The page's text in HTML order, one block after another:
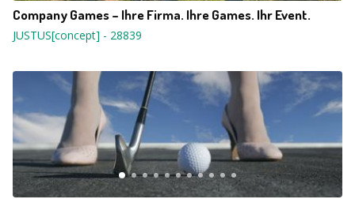
Company Games – Ihre Firma. Ihre Games. Ihr Event.
JUSTUS[concept] - 28839